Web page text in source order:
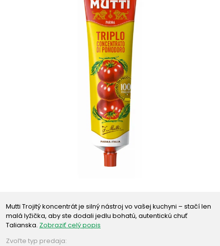
Mutti Trojitý koncentrát je silný nástroj vo vašej kuchyni – stačí len
malá lyžička, aby ste dodali jedlu bohatú, autentickú chuť
Talianska. Zobraziť celý popis
Zvoľte typ predaja: